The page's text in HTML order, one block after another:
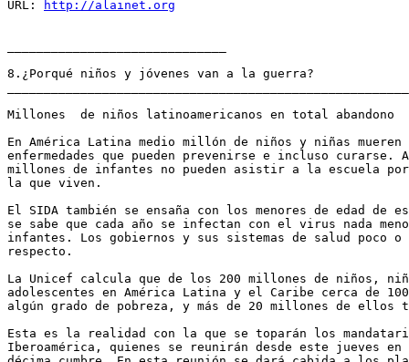
URL: http://alainet.org